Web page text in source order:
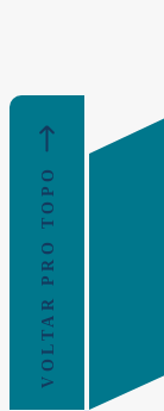
VOLTAR PRO TOPO